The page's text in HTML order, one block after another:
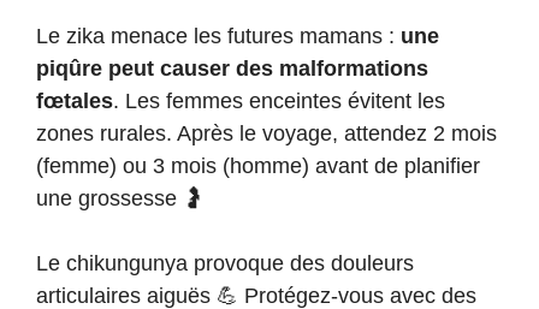
Le zika menace les futures mamans : une
piqûre peut causer des malformations
fœtales. Les femmes enceintes évitent les
zones rurales. Après le voyage, attendez 2 mois
(femme) ou 3 mois (homme) avant de planifier
une grossesse 🤰
Le chikungunya provoque des douleurs
articulaires aiguës 💪 Protégez-vous avec des